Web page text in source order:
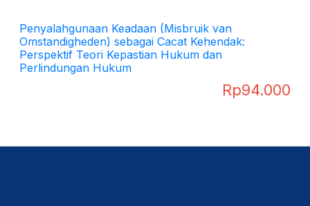
Penyalahgunaan Keadaan (Misbruik van
Omstandigheden) sebagai Cacat Kehendak:
Perspektif Teori Kepastian Hukum dan
Perlindungan Hukum
Rp94.000